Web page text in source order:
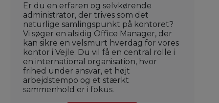
Er du en erfaren og selvkørende
administrator, der trives som det
naturlige samlingspunkt på kontoret?
Vi søger en alsidig Office Manager, der
kan sikre en velsmurt hverdag for vores
kontor i Vejle. Du vil få en central rolle i
en international organisation, hvor
frihed under ansvar, et højt
arbejdstempo og et stærkt
sammenhold er i fokus.